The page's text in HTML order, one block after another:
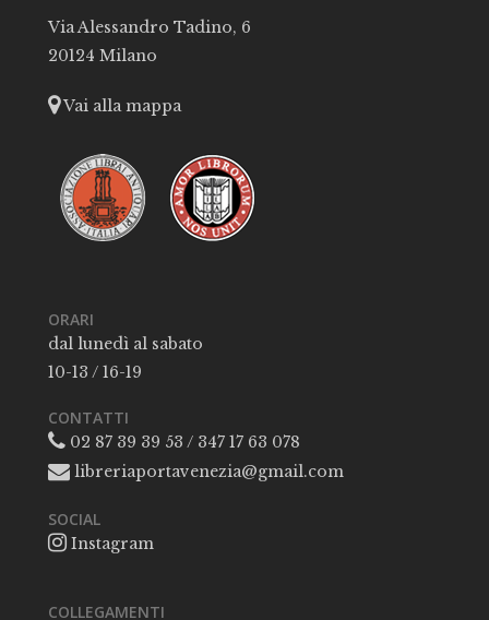
Via Alessandro Tadino, 6
20124 Milano
Vai alla mappa
ORARI
dal lunedì al sabato
10-13 / 16-19
CONTATTI
02 87 39 39 53 / 347 17 63 078
libreriaportavenezia@gmail.com
SOCIAL
Instagram
COLLEGAMENTI